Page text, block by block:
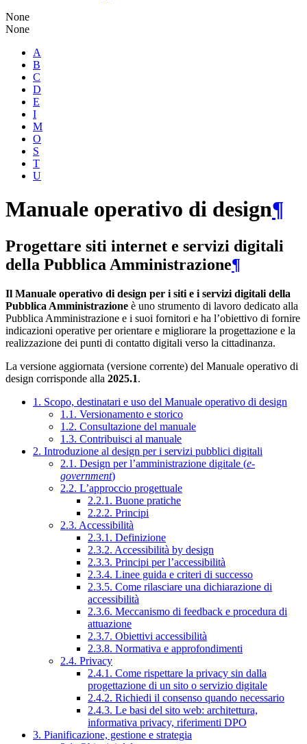
None
None
A
B
C
D
E
I
M
O
S
T
U
Manuale operativo di design¶
Progettare siti internet e servizi digitali
della Pubblica Amministrazione¶
Il Manuale operativo di design per i siti e i servizi digitali della
Pubblica Amministrazione è uno strumento di lavoro dedicato alla
Pubblica Amministrazione e i suoi fornitori e ha l’obiettivo di fornire
indicazioni operative per orientare e migliorare la progettazione e la
realizzazione dei punti di contatto digitali verso la cittadinanza.
La versione aggiornata (versione corrente) del Manuale operativo di
design corrisponde alla 2025.1.
1. Scopo, destinatari e uso del Manuale operativo di design
1.1. Versionamento e storico
1.2. Consultazione del manuale
1.3. Contribuisci al manuale
2. Introduzione al design per i servizi pubblici digitali
2.1. Design per l’amministrazione digitale (e-
government)
2.2. L’approccio progettuale
2.2.1. Buone pratiche
2.2.2. Principi
2.3. Accessibilità
2.3.1. Definizione
2.3.2. Accessibilità by design
2.3.3. Principi per l’accessibilità
2.3.4. Linee guida e criteri di successo
2.3.5. Come rilasciare una dichiarazione di
accessibilità
2.3.6. Meccanismo di feedback e procedura di
attuazione
2.3.7. Obiettivi accessibilità
2.3.8. Normativa e approfondimenti
2.4. Privacy
2.4.1. Come rispettare la privacy sin dalla
progettazione di un sito o servizio digitale
2.4.2. Richiedi il consenso quando necessario
2.4.3. Le basi del sito web: architettura,
informativa privacy, riferimenti DPO
3. Pianificazione, gestione e strategia